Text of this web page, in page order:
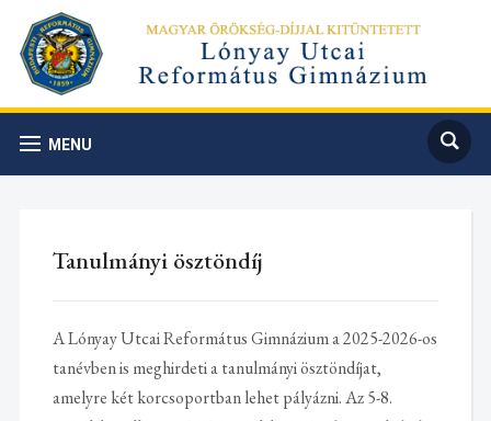
MENU
Tanulmányi ösztöndíj
A Lónyay Utcai Református Gimnázium a 2025-2026-os
tanévben is meghirdeti a tanulmányi ösztöndíjat,
amelyre két korcsoportban lehet pályázni. Az 5-8.